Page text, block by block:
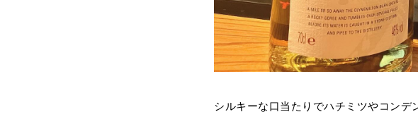
シルキーな口当たりでハチミツやコンデ